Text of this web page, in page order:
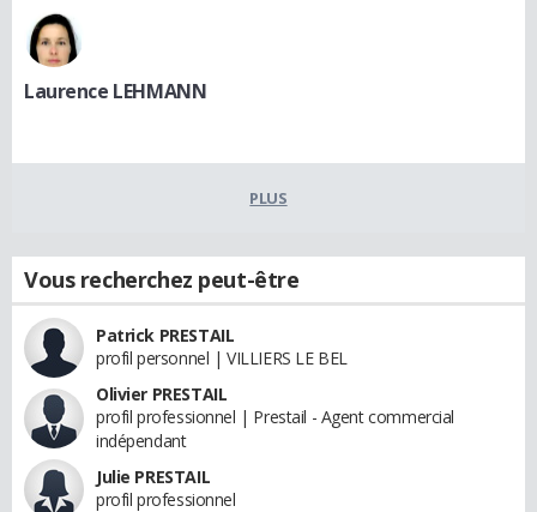
Laurence LEHMANN
PLUS
Vous recherchez peut-être
Patrick PRESTAIL
profil personnel | VILLIERS LE BEL
Olivier PRESTAIL
profil professionnel | Prestail - Agent commercial
indépendant
Julie PRESTAIL
profil professionnel